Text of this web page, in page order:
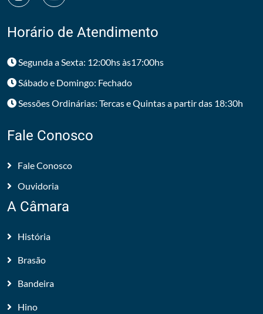
Horário de Atendimento
Segunda a Sexta: 12:00hs às17:00hs
Sábado e Domingo: Fechado
Sessões Ordinárias: Tercas e Quintas a partir das 18:30h
Fale Conosco
Fale Conosco
Ouvidoria
A Câmara
História
Brasão
Bandeira
Hino